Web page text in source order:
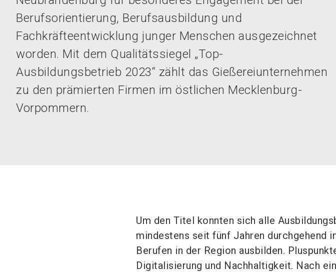
Berufsorientierung, Berufsausbildung und
Fachkräfteentwicklung junger Menschen ausgezeichnet
worden. Mit dem Qualitätssiegel „Top-
Ausbildungsbetrieb 2023“ zählt das Gießereiunternehmen
zu den prämierten Firmen im östlichen Mecklenburg-
Vorpommern.
Um den Titel konnten sich alle
mindestens seit fünf Jahren durchgehend
Berufen in der Region ausbilden.
Digitalisierung und Nachhaltigkeit. Nach